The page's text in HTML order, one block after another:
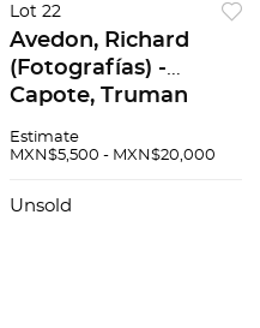
Lot 22
Avedon, Richard
(Fotografías) -
Capote, Truman
Observations. New
Schuster, 1959. 1er
Estimate
MXN$5,500 - MXN$20,000
Unsold